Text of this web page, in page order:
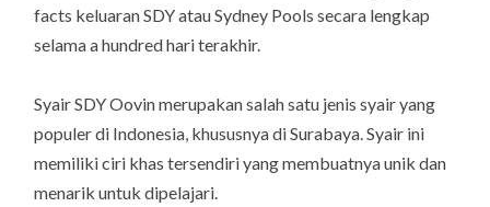
facts keluaran SDY atau Sydney Pools secara lengkap
selama a hundred hari terakhir.
Syair SDY Oovin merupakan salah satu jenis syair yang
populer di Indonesia, khususnya di Surabaya. Syair ini
memiliki ciri khas tersendiri yang membuatnya unik dan
menarik untuk dipelajari.